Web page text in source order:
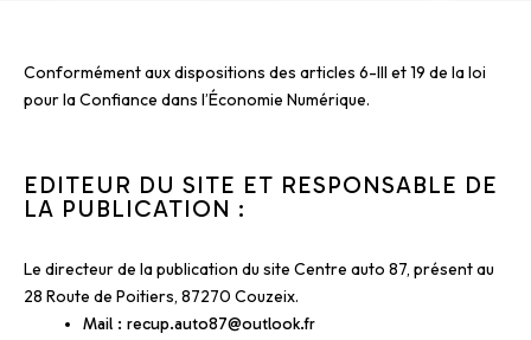
Conformément aux dispositions des articles 6-III et 19 de la loi
pour la Confiance dans l’Économie Numérique.
EDITEUR DU SITE ET RESPONSABLE DE
LA PUBLICATION :
Le directeurde la publication du site Centre auto 87, présent au
28 Route de Poitiers, 87270 Couzeix.
Mail : recup.auto87@outlook.fr